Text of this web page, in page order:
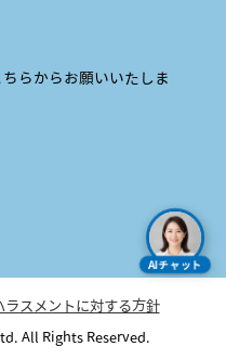
らからお願いいたしま
ラスメントに対する方針
All Rights Reserved.
AIチャット